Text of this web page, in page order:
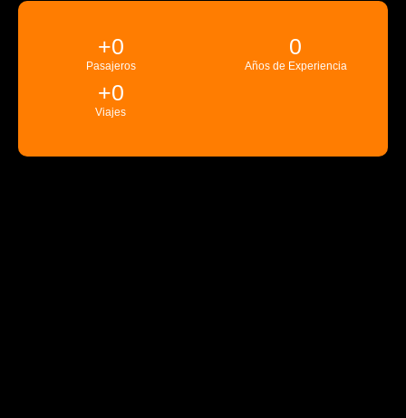
Pasajeros
+0
Años de Experiencia
0
Viajes
+0